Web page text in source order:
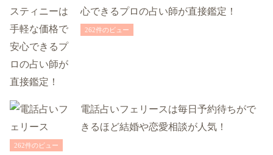
心できるプロの占い師が直接鑑定！
262件のビュー
電話占いフェリースは毎日予約待ちがで
きるほど結婚や恋愛相談が人気！
262件のビュー